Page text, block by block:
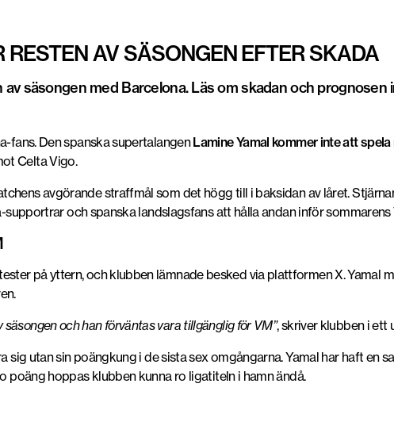
AV SÄSONGEN EFTER SKADA
av säsongen med Barcelona. Läs om skadan och
fans. Den spanska supertalangenLamine Yamal kommer inte att
Celta Vigo.
avgörande straffmål som det högg till i baksidan av låret.
och spanska landslagsfans att hålla andan inför sommarens
på yttern, och klubben lämnade besked via plattformen X. Yamal
och han förväntas vara tillgänglig för VM”, skriver klubben i ett
utan sin poängkung i de sista sex omgångarna. Yamal har haft en
poäng hoppas klubben kunna ro ligatiteln i hamn ändå.